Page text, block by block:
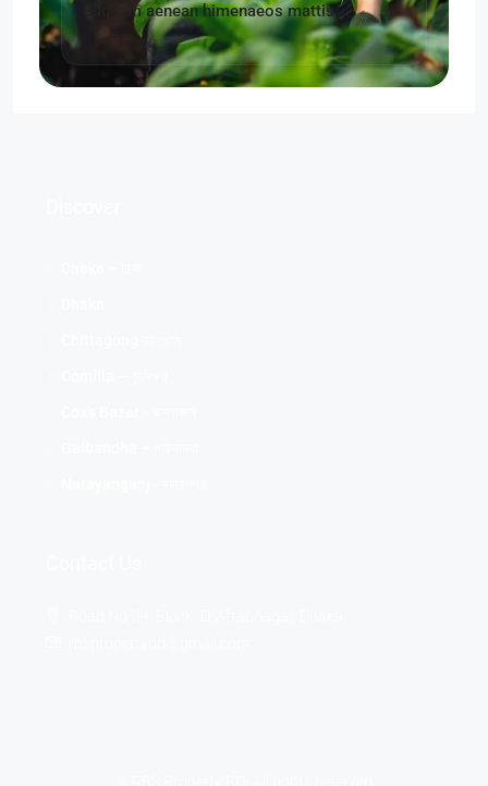
aliquam aenean himenaeos mattis